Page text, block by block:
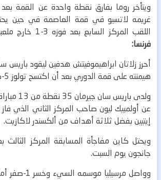
غريمه لاتسيو في قمة العاصمة في حين
اللقب المركز السابع بعد فوزه 3-1 خارج ملعبه على إمبولي.
فرنسا:
أحرز زلاتان ابراهيموفيتش هدفين ليقود باريس
هيمنته على قمة الدوري بعد أن اكتسح تولوز 5-صفر يوم السبت.
ولدى باريس
إيتيين بفضل ثلاثة أهداف من ألكسندر لاكازيت.
جانجون يوم السبت.
وواصل مرسيليا موسمه السيء وخسر 1-صفر أمام نيس يوم الأحد.